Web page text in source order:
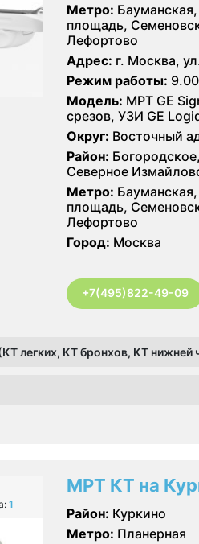
Метро:
площадь,
Лефортово
Адрес: г. Москва,
Режим работы:
Модель: МРТ GE
срезов, УЗИ GE
Округ: Восточный
Район:
Северное
Метро:
площадь,
Лефортово
Город: Москва
+7(495)822-49-09
легких, КТ бронхов, КТ
1
МРТ КТ на
Район: Куркино
Метро: Планерная